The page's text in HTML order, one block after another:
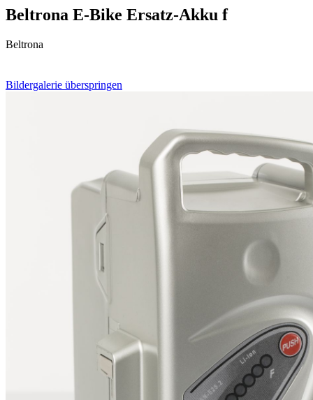
Beltrona E-Bike Ersatz-Akku f
Beltrona
Bildergalerie überspringen